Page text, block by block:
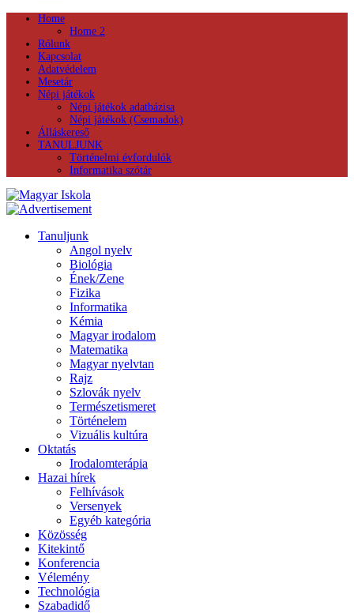
Home
Home 2
Rólunk
Kapcsolat
Adatvédelem
Mesetár
Népi játékok
Népi játékok adatbázisa
Népi játékok (Csemadok)
Álláskereső
TANULJUNK
Történelmi évfordulók
Informatika szótár
Tanuljunk
Angol nyelv
Biológia
Ének/Zene
Fizika
Informatika
Kémia
Magyar irodalom
Matematika
Magyar nyelvtan
Rajz
Szlovák nyelv
Természetismeret
Történelem
Vizuális kultúra
Oktatás
Irodalomterápia
Hazai hírek
Felhívások
Versenyek
Egyéb kategória
Közösség
Kitekintő
Konferencia
Vélemény
Technológia
Szabadidő